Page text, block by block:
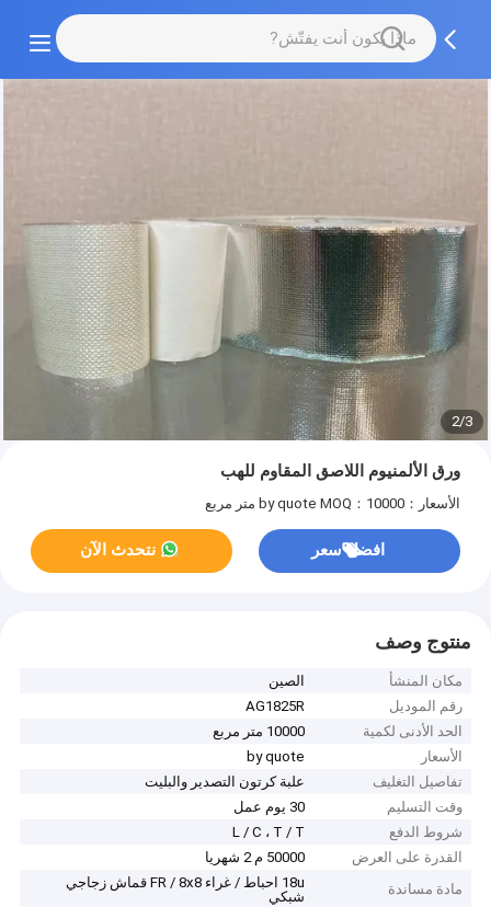
2/3
ورق الألمنيوم اللاصق المقاوم للهب
الأسعار：by quote MOQ：10000 متر مربع
افضل سعر نتحدث الآن
منتوج وصف
مكان المنشأ
الصين
رقم الموديل
AG1825R
الحد الأدنى لكمية
10000 متر مربع
الأسعار
by quote
تفاصيل التغليف
علبة كرتون التصدير والبليت
وقت التسليم
30 يوم عمل
شروط الدفع
L / C ، T / T
القدرة على العرض
50000 م 2 شهريا
مادة مساندة
18u احباط / غراء FR / 8x8 قماش زجاجي
شبكي